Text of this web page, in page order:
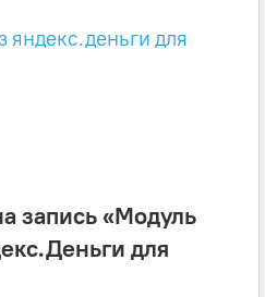
яндекс.деньги для
запись «Модуль
для